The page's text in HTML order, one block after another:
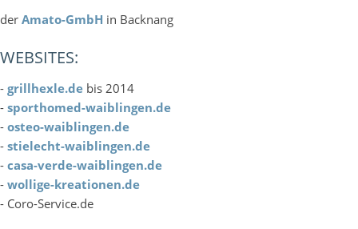
der Amato-GmbH in Backnang
WEBSITES:
- grillhexle.de bis 2014
- sporthomed-waiblingen.de
- osteo-waiblingen.de
- stielecht-waiblingen.de
- casa-verde-waiblingen.de
- wollige-kreationen.de
- Coro-Service.de